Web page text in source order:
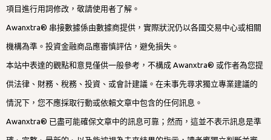
項目進行用詞修改，敬請使用者了解。
Awanxtra® 串接數據係由數據商提供，實際狀況仍以各國交易中心或相關
機構為準。投資金融商品應審慎評估，避免損失。
本站中表達的觀點和意見僅供一般參考，不構成 Awanxtra® 或作者為您提
供法律、財務、稅務、投資、或會計建議。在未事先尋求獨立專業建議的
情況下，您不應採取行動或依賴文章中包含的任何訊息。
Awanxtra® 已盡可能確保文章中的訊息可靠；然而，這並不表示訊息是準